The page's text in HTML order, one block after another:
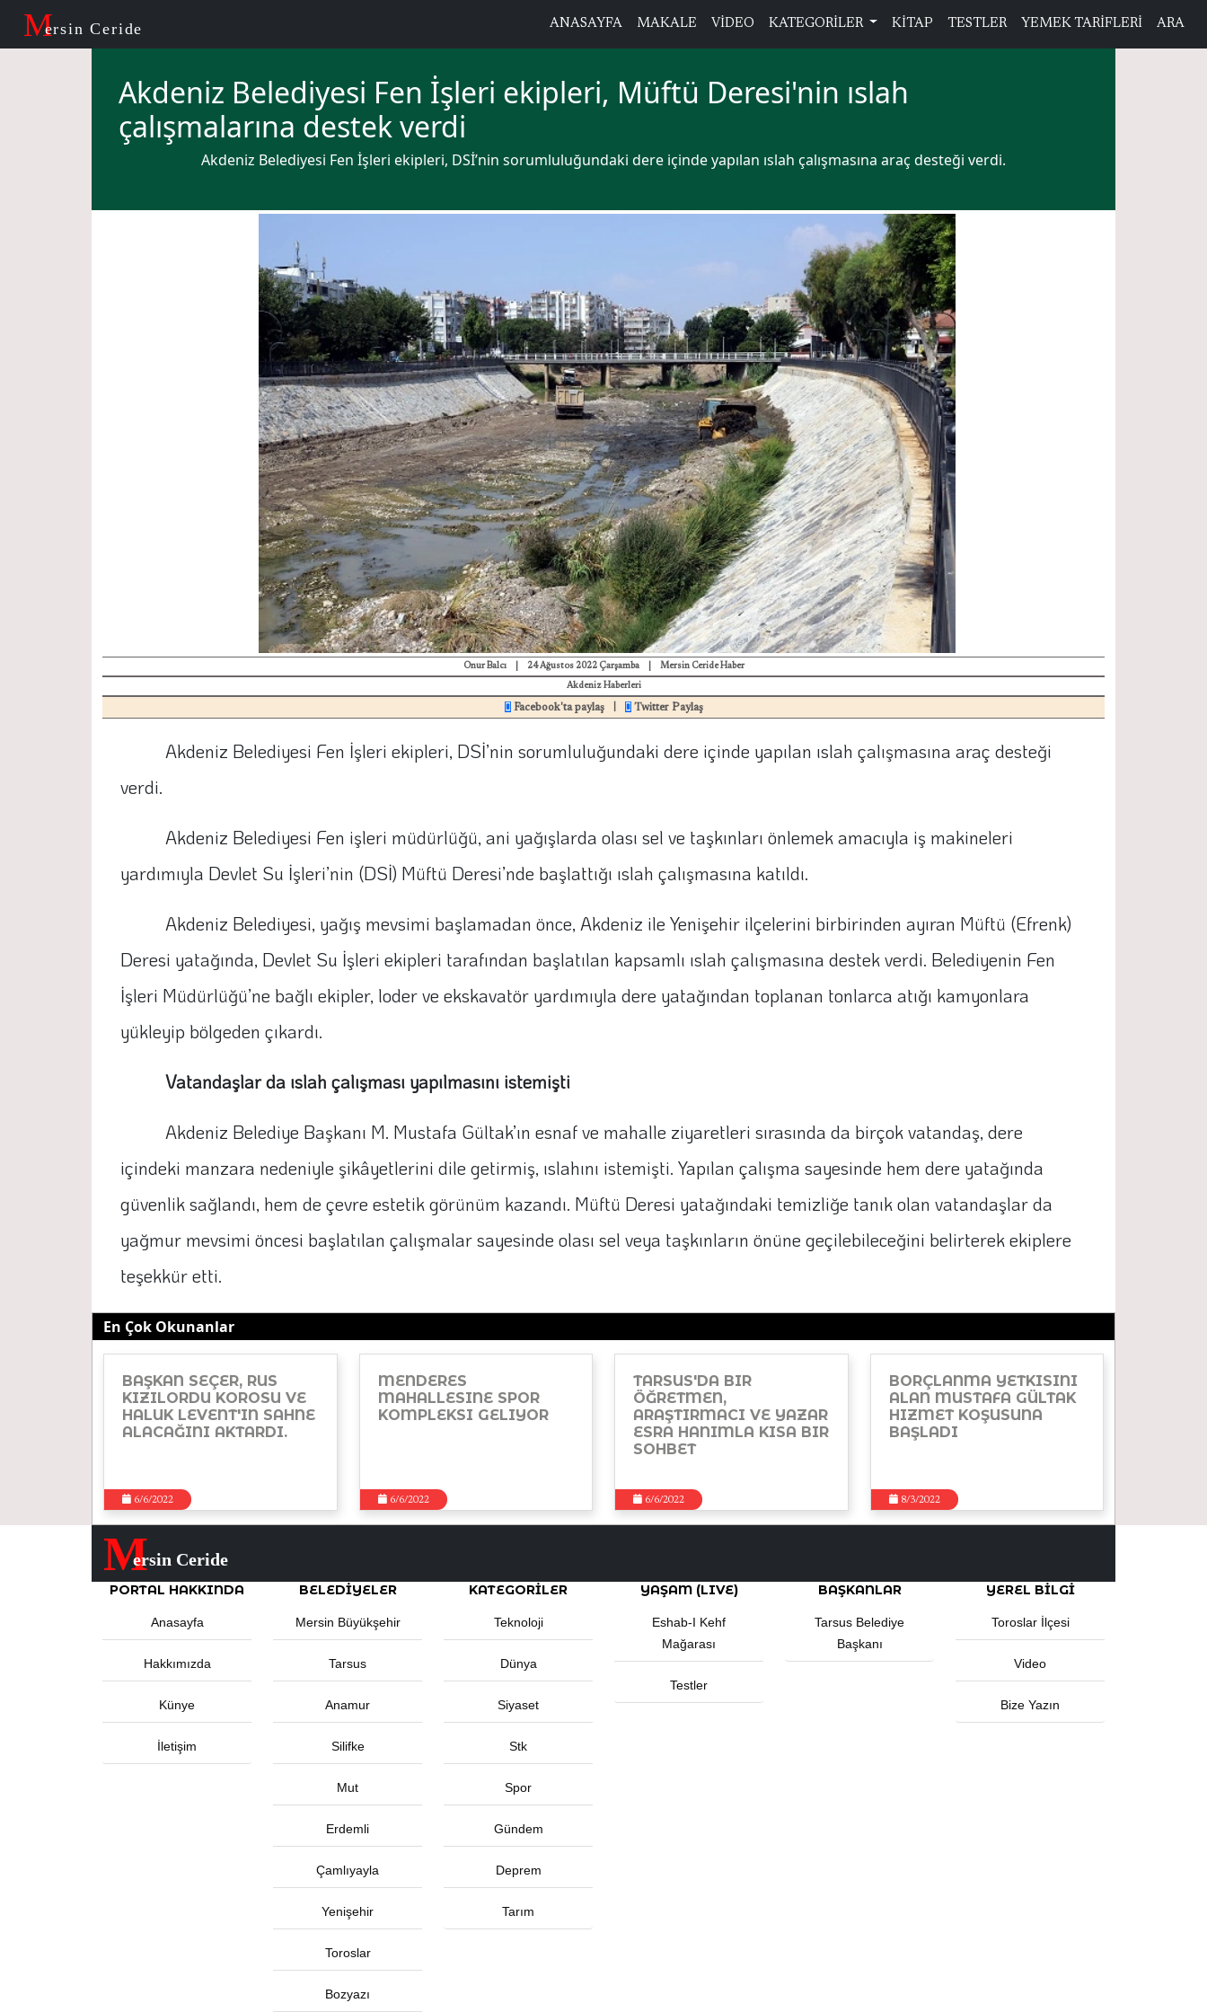
Mersin Ceride ANASAYFA MAKALE VİDEO KATEGORİLER KİTAP TESTLER YEMEK TARİFLERİ ARA
Akdeniz Belediyesi Fen İşleri ekipleri, Müftü Deresi'nin ıslah
çalışmalarına destek verdi
Akdeniz Belediyesi Fen İşleri ekipleri, DSİ’nin sorumluluğundaki dere içinde yapılan ıslah çalışmasına araç desteği verdi.
Onur Balcı 24 Ağustos 2022 Çarşamba Mersin Ceride Haber
Akdeniz Haberleri
Facebook'ta paylaş Twitter Paylaş
Akdeniz Belediyesi Fen İşleri ekipleri, DSİ’nin sorumluluğundaki dere içinde yapılan ıslah çalışmasına araç desteği
verdi.
Akdeniz Belediyesi Fen işleri müdürlüğü, ani yağışlarda olası sel ve taşkınları önlemek amacıyla iş makineleri
yardımıyla Devlet Su İşleri’nin (DSİ) Müftü Deresi’nde başlattığı ıslah çalışmasına katıldı.
Akdeniz Belediyesi, yağış mevsimi başlamadan önce, Akdeniz ile Yenişehir ilçelerini birbirinden ayıran Müftü (Efrenk)
Deresi yatağında, Devlet Su İşleri ekipleri tarafından başlatılan kapsamlı ıslah çalışmasına destek verdi. Belediyenin Fen
İşleri Müdürlüğü’ne bağlı ekipler, loder ve ekskavatör yardımıyla dere yatağından toplanan tonlarca atığı kamyonlara
yükleyip bölgeden çıkardı.
Vatandaşlar da ıslah çalışması yapılmasını istemişti
Akdeniz Belediye Başkanı M. Mustafa Gültak’ın esnaf ve mahalle ziyaretleri sırasında da birçok vatandaş, dere
içindeki manzara nedeniyle şikâyetlerini dile getirmiş, ıslahını istemişti. Yapılan çalışma sayesinde hem dere yatağında
güvenlik sağlandı, hem de çevre estetik görünüm kazandı. Müftü Deresi yatağındaki temizliğe tanık olan vatandaşlar da
yağmur mevsimi öncesi başlatılan çalışmalar sayesinde olası sel veya taşkınların önüne geçilebileceğini belirterek ekiplere
teşekkür etti.
En Çok Okunanlar
BAŞKAN SEÇER, RUS
KIZILORDU KOROSU VE
HALUK LEVENT'IN SAHNE
ALACAĞINI AKTARDI.
6/6/2022
MENDERES
MAHALLESINE SPOR
KOMPLEKSI GELIYOR
6/6/2022
TARSUS'DA BIR
ÖĞRETMEN,
ARAŞTIRMACI VE YAZAR
ESRA HANIMLA KISA BIR
SOHBET
6/6/2022
BORÇLANMA YETKISINI
ALAN MUSTAFA GÜLTAK
HIZMET KOŞUSUNA
BAŞLADI
8/3/2022
Mersin Ceride
PORTAL HAKKINDA
Anasayfa
Hakkımızda
Künye
İletişim
BELEDIYELER
Mersin Büyükşehir
Tarsus
Anamur
Silifke
Mut
Erdemli
Çamlıyayla
Yenişehir
Toroslar
Bozyazı
KATEGORİLER
Teknoloji
Dünya
Siyaset
Stk
Spor
Gündem
Deprem
Tarım
YAŞAM (LIVE)
Eshab-I Kehf
Mağarası
Testler
BAŞKANLAR
Tarsus Belediye
Başkanı
YEREL BILGI
Toroslar İlçesi
Video
Bize Yazın